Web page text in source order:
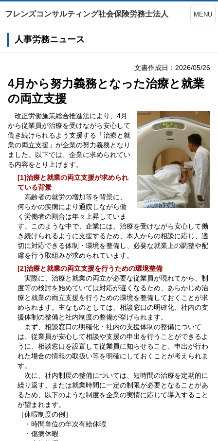
フレンズコンサルティング社会保険労務士法人 MENU
人事労務ニュース
文書作成日：2026/05/26
4月から努力義務となった治療と就業
の両立支援
改正労働施策総合推進法により、4月
から従業員が治療を受けながら安心して
働き続けられるよう支援する「治療と就
業の両立支援」が企業の努力義務となり
ました。以下では、企業に求められてい
る内容をとり上げます。
[1]治療と就業の両立支援が求められ
ている背景
高齢者の就労の増加等を背景に、
何らかの疾病により通院しながら働
く労働者の割合は年々上昇していま
す。このような中で、企業には、治療を受けながら安心して働
き続けられるように支援するため、本人からの相談に応じ、適
切に対応できる体制・環境を整備し、必要な就業上の調整や配
慮を行う取組みが求められています。
[2]治療と就業の両立支援を行うための環境整備
実際に、治療と就業の両立が必要な従業員が現れてから、制
度等の検討を始めていては対応が遅くなるため、あらかじめ治
療と就業の両立支援を行うための環境を整備しておくことが求
められます。主なものとしては、相談窓口の明確化、社内の支
援体制の整備と社内制度の整備が挙げられます。
まず、相談窓口の明確化・社内の支援体制の整備について
は、従業員が安心して相談や支援の申出を行うことができるよ
うに、相談窓口を設置して従業員に知らせること、申出が行わ
れた場合の情報の取扱い等を明確にしておくことが考えられま
す。
次に、社内制度の整備については、短時間の治療を定期的に
繰り返す、または就業時間に一定の制限が必要となることがあ
るため、以下のような制度を企業の実情に応じて導入すること
が望まれます。
［休暇制度の例］
・時間単位の年次有給休暇
・傷病休暇